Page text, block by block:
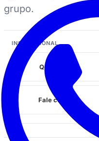
grupo.
INSTITUCIONAL
Quem somos
Fale conosco